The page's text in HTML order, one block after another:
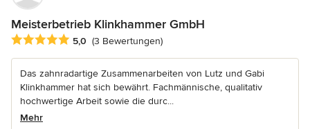
Meisterbetrieb Klinkhammer GmbH
Durchschnittliche Bewertung: 5 von 5 Sternen
5,0 (3 Bewertungen)
Das zahnradartige Zusammenarbeiten von Lutz und Gabi
Klinkhammer hat sich bewährt. Fachmännische, qualitativ
hochwertige Arbeit sowie die durc...
Mehr